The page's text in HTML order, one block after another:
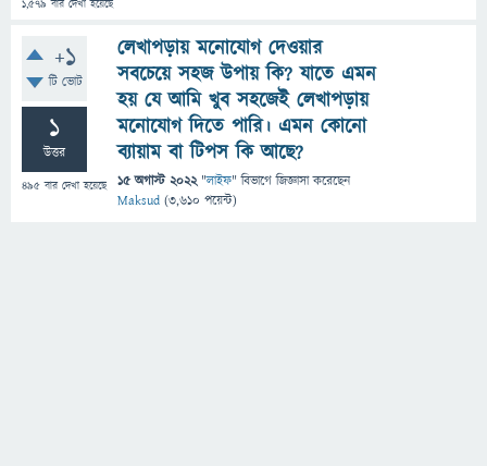
1,579 বার দেখা হয়েছে
+1
টি ভোট
1
উত্তর
495 বার দেখা হয়েছে
লেখাপড়ায় মনোযোগ দেওয়ার
সবচেয়ে সহজ উপায় কি? যাতে এমন
হয় যে আমি খুব সহজেই লেখাপড়ায়
মনোযোগ দিতে পারি। এমন কোনো
ব্যায়াম বা টিপস কি আছে?
15 অগাস্ট 2022 "লাইফ" বিভাগে জিজ্ঞাসাকরেছেন
Maksud (3,610 পয়েন্ট)